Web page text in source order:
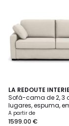
LA REDOUTE
Sofá-cama de 2, 3
lugares, espuma,
TIMOR
A partir de
1599.00 €
3
Cores